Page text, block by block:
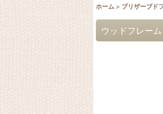
ホーム > プリザーブド
ウッドフレー